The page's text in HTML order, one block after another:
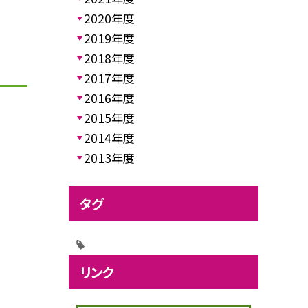
2020年度
2019年度
2018年度
2017年度
2016年度
2015年度
2014年度
2013年度
タグ
リンク